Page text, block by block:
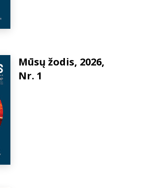
Mūsų žodis, 2026,
Nr. 1